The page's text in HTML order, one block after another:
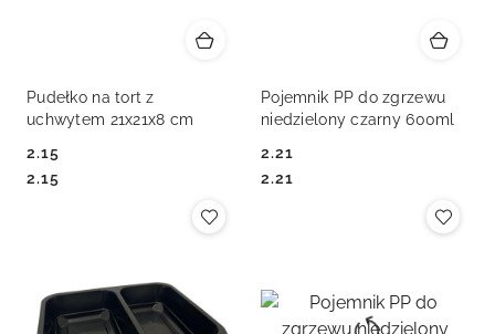
Pudełko na tort z
uchwytem 21x21x8 cm
Cena:
2.15
Cena:
2.15
Pojemnik PP do zgrzewu
niedzielony czarny 600ml
Cena:
2.21
Cena:
2.21